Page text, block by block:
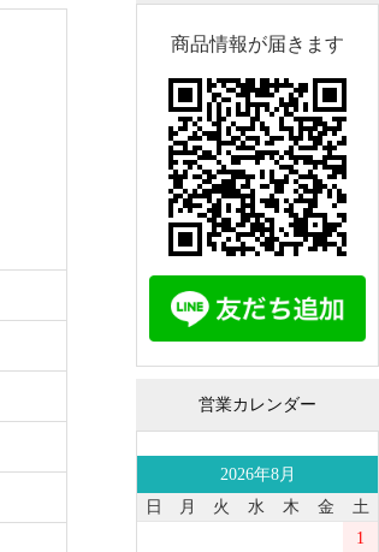
商品情報が届きます
営業カレンダー
2026年8月
日
月 火 水 木 金
土
1